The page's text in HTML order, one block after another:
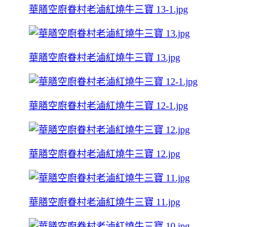
華膳空廚眷村老滷紅燒牛三寶 13-1.jpg
華膳空廚眷村老滷紅燒牛三寶 13.jpg
華膳空廚眷村老滷紅燒牛三寶 12-1.jpg
華膳空廚眷村老滷紅燒牛三寶 12.jpg
華膳空廚眷村老滷紅燒牛三寶 11.jpg